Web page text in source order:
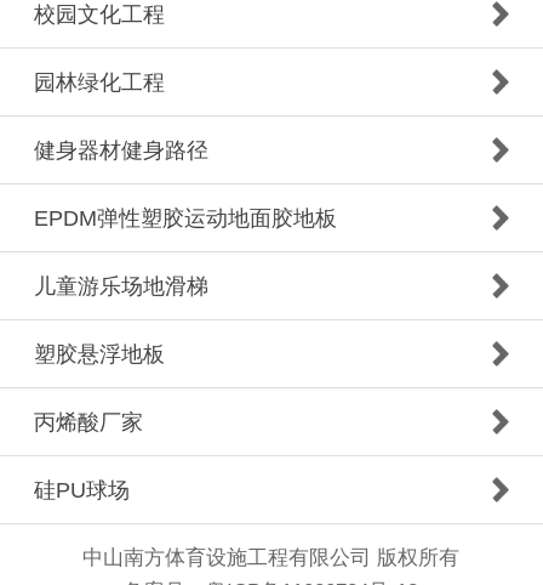
校园文化工程
园林绿化工程
健身器材健身路径
EPDM弹性塑胶运动地面胶地板
儿童游乐场地滑梯
塑胶悬浮地板
丙烯酸厂家
硅PU球场
中山南方体育设施工程有限公司 版权所有